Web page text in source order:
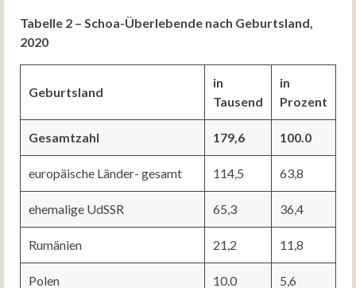
Tabelle 2 – Schoa-Überlebende nach Geburtsland,
2020
Geburtsland
in
Tausend
in
Prozent
Gesamtzahl 179,6 100.0
europäische Länder- gesamt 114,5 63,8
ehemalige UdSSR 65,3 36,4
Rumänien 21,2 11,8
Polen 10.0 5,6